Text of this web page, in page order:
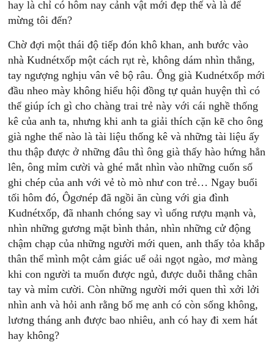
hay là chỉ có hôm nay cảnh vật mới đẹp thế và là để
mừng tôi đến?
Chờ đợi một thái độ tiếp đón khô khan, anh bước vào
nhà Kudnétxốp một cách rụt rè, không dám nhìn thẳng,
tay ngượng nghịu vân vê bộ râu. Ông già Kudnétxốp mới
đầu nheo mày không hiểu hội đồng tự quản huyện thì có
thể giúp ích gì cho chàng trai trẻ này với cái nghề thống
kê của anh ta, nhưng khi anh ta giải thích cặn kẽ cho ông
già nghe thế nào là tài liệu thống kê và những tài liệu ấy
thu thập được ở những đâu thì ông già thấy hào hứng hẳn
lên, ông mỉm cười và ghé mắt nhìn vào những cuốn số
ghi chép của anh với vẻ tò mò như con trẻ… Ngay buổi
tối hôm đó, Ôgơnép đã ngồi ăn cùng với gia đình
Kudnétxốp, đã nhanh chóng say vì uống rượu mạnh và,
nhìn những gương mặt bình thản, nhìn những cử động
chậm chạp của những người mới quen, anh thấy tỏa khắp
thân thể mình một cảm giác uể oải ngọt ngào, mơ màng
khi con người ta muốn được ngủ, được duỗi thẳng chân
tay và mỉm cười. Còn những người mới quen thì xởi lởi
nhìn anh và hỏi anh rằng bố mẹ anh có còn sống không,
lương tháng anh được bao nhiêu, anh có hay đi xem hát
hay không?